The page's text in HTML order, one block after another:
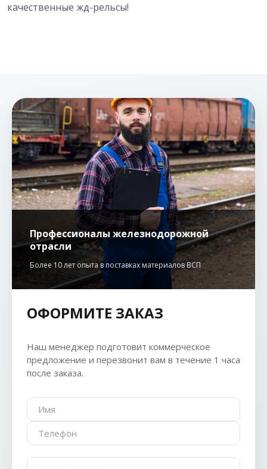
качественные жд-рельсы!
Профессионалы железнодорожной
отрасли
Более 10 лет опыта в поставках материалов ВСП
ОФОРМИТЕ ЗАКАЗ
Наш менеджер подготовит коммерческое
предложение и перезвонит вам в течение 1 часа
после заказа.